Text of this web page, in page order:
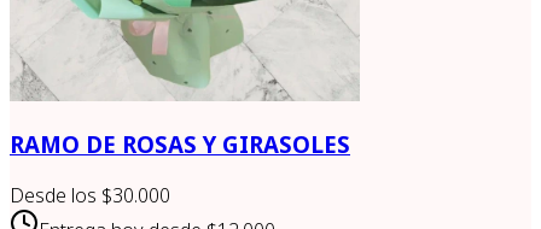
RAMO DE ROSAS Y GIRASOLES
Desde los $30.000